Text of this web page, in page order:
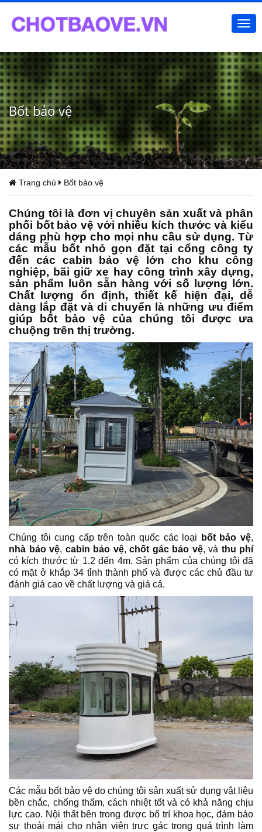
Bốt bảo vệ
Trang chủ Bốt bảo vệ
Chúng tôi là đơn vị chuyên sản xuất và phân
phối bốt bảo vệ với nhiều kích thước và kiểu
dáng phù hợp cho mọi nhu cầu sử dụng. Từ
các mẫu bốt nhỏ gọn đặt tại cổng công ty
đến các cabin bảo vệ lớn cho khu công
nghiệp, bãi giữ xe hay công trình xây dựng,
sản phẩm luôn sẵn hàng với số lượng lớn.
Chất lượng ổn định, thiết kế hiện đại, dễ
dàng lắp đặt và di chuyển là những ưu điểm
giúp bốt bảo vệ của chúng tôi được ưa
chuộng trên thị trường.
Chúng tôi cung cấp trên toàn quốc các loại bốt bảo vệ,
nhà bảo vệ, cabin bảo vệ, chốt gác bảo vệ, và thu phí
có kích thước từ 1.2 đến 4m. Sản phẩm của chúng tôi đã
có mặt ở khắp 34 tỉnh thành phố và được các chủ đầu tư
đánh giá cao về chất lượng và giá cả.
Các mẫu bốt bảo vệ do chúng tôi sản xuất sử dụng vật liệu
bền chắc, chống thấm, cách nhiệt tốt và có khả năng chịu
lực cao. Nội thất bên trong được bố trí khoa học, đảm bảo
sự thoải mái cho nhân viên trực gác trong quá trình làm